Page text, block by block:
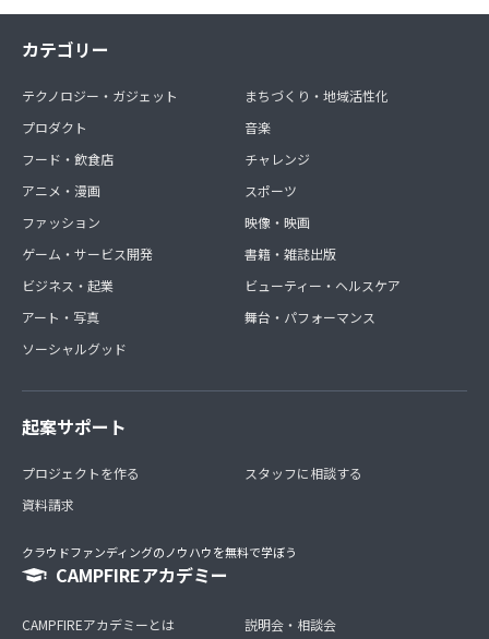
カテゴリー
テクノロジー・ガジェット
プロダクト
フード・飲食店
アニメ・漫画
ファッション
ゲーム・サービス開発
ビジネス・起業
アート・写真
ソーシャルグッド
まちづくり・地域活性化
音楽
チャレンジ
スポーツ
映像・映画
書籍・雑誌出版
ビューティー・ヘルスケア
舞台・パフォーマンス
起案サポート
プロジェクトを作る
資料請求
スタッフに相談する
クラウドファンディングのノウハウを無料で学ぼう
CAMPFIREアカデミー
CAMPFIREアカデミーとは
説明会・相談会